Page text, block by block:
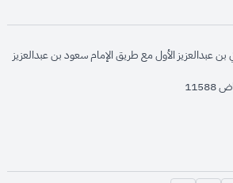
بن عبدالعزيز الأول مع طريق الإمام سعود بن عبدالعزيز